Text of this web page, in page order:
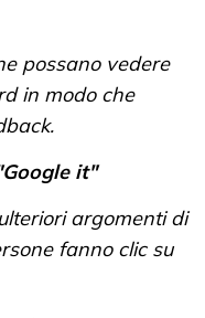
possano vedere
in modo che
it"
argomenti di
fanno clic su